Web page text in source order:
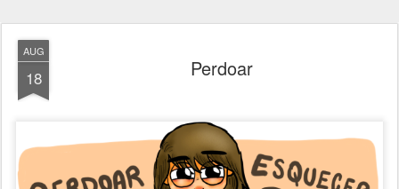
AUG
18 Perdoar